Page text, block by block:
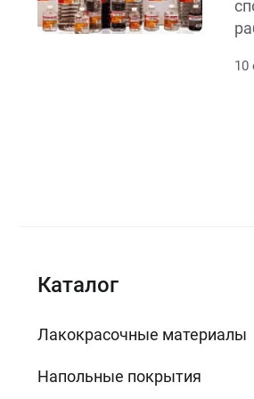
10
Каталог
Лакокрасочные материалы
Напольные покрытия